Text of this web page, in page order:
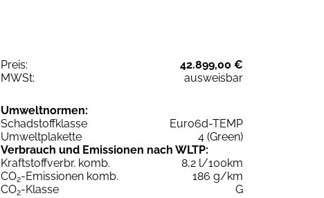
Preis:
42.899,00 €
MWSt:
ausweisbar
Umweltnormen:
Schadstoffklasse
Euro6d-TEMP
Umweltplakette
4 (Green)
Verbrauch und Emissionen nach WLTP:
Kraftstoffverbr. komb.
8,2 l/100km
CO2-Emissionen komb.
186 g/km
CO2-Klasse
G